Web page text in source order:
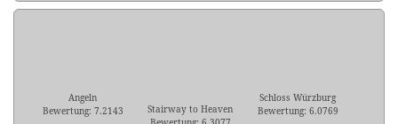
Angeln
Bewertung: 7.2143
Stairway to Heaven
Schloss Würzburg
Bewertung: 6.0769